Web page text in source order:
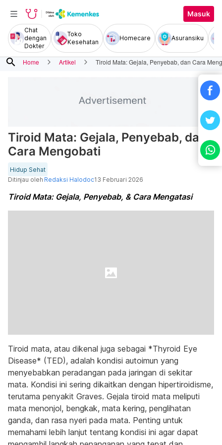
Masuk
Chat
dengan
Dokter
Toko
Kesehatan
Homecare Asuransiku
search Home Artikel Tiroid Mata: Gejala, Penyebab, dan Cara
Tiroid Mata: Gejala, Penyebab, dan
Cara Mengobati
Hidup Sehat
Ditinjau oleh Redaksi Halodoc13 Februari 2026
Tiroid Mata: Gejala, Penyebab, & Cara Mengatasi
Tiroid mata, atau dikenal juga sebagai *Thyroid Eye
Disease* (TED), adalah kondisi autoimun yang
menyebabkan peradangan pada jaringan di sekitar
mata. Kondisi ini sering dikaitkan dengan hipertiroidisme,
terutama penyakit Graves. Gejala tiroid mata meliputi
mata menonjol, bengkak, mata kering, penglihatan
ganda, dan rasa nyeri pada mata. Penting untuk
memahami lebih lanjut tentang kondisi ini agar dapat